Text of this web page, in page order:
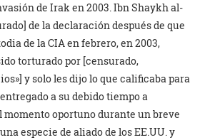
de Irak en 2003. Ibn Shaykh al-
de la declaración después de que
de la CIA en febrero, en 2003,
torturado por [censurado,
y solo les dijo lo que calificaba para
a su debido tiempo a
momento oportuno durante un breve
especie de aliado de los EE.UU. y